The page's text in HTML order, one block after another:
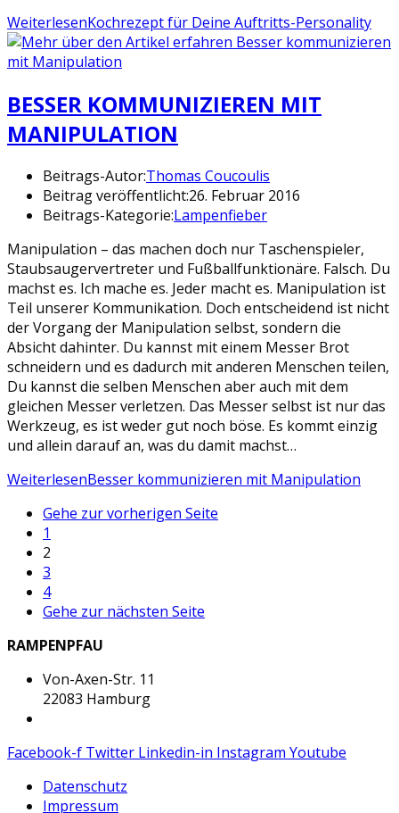
WeiterlesenKochrezept für Deine Auftritts-Personality
BESSER KOMMUNIZIEREN MIT
MANIPULATION
Beitrags-Autor:Thomas Coucoulis
Beitrag veröffentlicht:26. Februar 2016
Beitrags-Kategorie:Lampenfieber
Manipulation – das machen doch nur Taschenspieler,
Staubsaugervertreter und Fußballfunktionäre. Falsch. Du
machst es. Ich mache es. Jeder macht es. Manipulation ist
Teil unserer Kommunikation. Doch entscheidend ist nicht
der Vorgang der Manipulation selbst, sondern die
Absicht dahinter. Du kannst mit einem Messer Brot
schneidern und es dadurch mit anderen Menschen teilen,
Du kannst die selben Menschen aber auch mit dem
gleichen Messer verletzen. Das Messer selbst ist nur das
Werkzeug, es ist weder gut noch böse. Es kommt einzig
und allein darauf an, was du damit machst…
WeiterlesenBesser kommunizieren mit Manipulation
Gehe zur vorherigen Seite
1
2
3
4
Gehe zur nächsten Seite
RAMPENPFAU
Von-Axen-Str. 11
22083 Hamburg
Facebook-f Twitter Linkedin-in Instagram Youtube
Datenschutz
Impressum